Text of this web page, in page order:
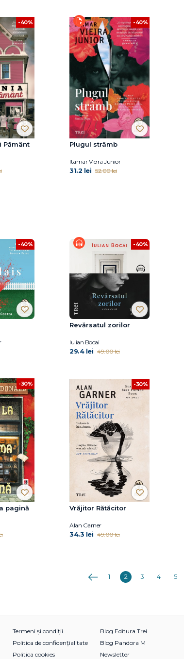
-40%
Pământ
-40%
Plugul strâmb
Itamar Vieira Junior
31.2 lei 52.00 lei
-40% -40%
Revărsatul zorilor
Iulian Bocai
29.4 lei 49.00 lei
-30%
pagină
-30%
Vrăjitor Rătăcitor
Alan Garner
34.3 lei 49.00 lei
Anterioara
1 2 3 4 5
Termeni și condiții
Politica de confidențialitate
Politica cookies
Blog Editura Trei
Blog Pandora M
Newsletter